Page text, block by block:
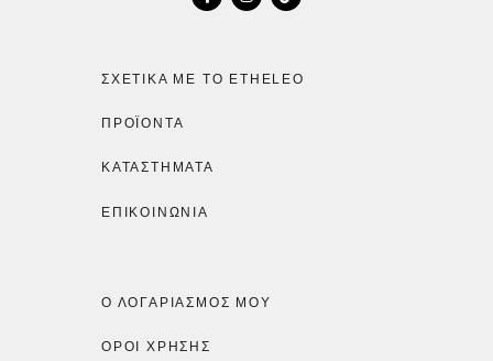
ΣΧΕΤΙΚΆ ΜΕ ΤΟ ETHELEO
ΠΡΟΪΌΝΤΑ
ΚΑΤΑΣΤΉΜΑΤΑ
ΕΠΙΚΟΙΝΩΝΙΑ
Ο ΛΟΓΑΡΙΑΣΜΌΣ ΜΟΥ
ΟΡΟΙ ΧΡΗΣΗΣ